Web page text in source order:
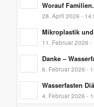
Worauf
28. April 2026 -
Mikroplastik
11. Februar 2026 -
Danke –
6. Februar 2026 -
Wasserfasten
4. Februar 2026 -